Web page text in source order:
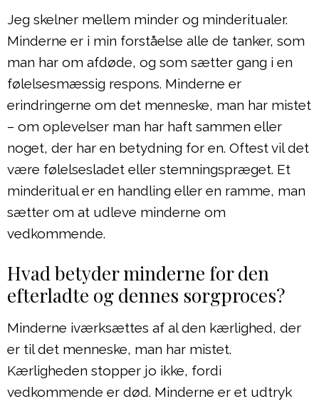
Jeg skelner mellem minder og minderitualer.
Minderne er i min forståelse alle de tanker, som
man har om afdøde, og som sætter gang i en
følelsesmæssig respons. Minderne er
erindringerne om det menneske, man har mistet
– om oplevelser man har haft sammen eller
noget, der har en betydning for en. Oftest vil det
være følelsesladet eller stemningspræget. Et
minderitual er en handling eller en ramme, man
sætter om at udleve minderne om
vedkommende.
Hvad betyder minderne for den
efterladte og dennes sorgproces?
Minderne iværksættes af al den kærlighed, der
er til det menneske, man har mistet.
Kærligheden stopper jo ikke, fordi
vedkommende er død. Minderne er et udtryk